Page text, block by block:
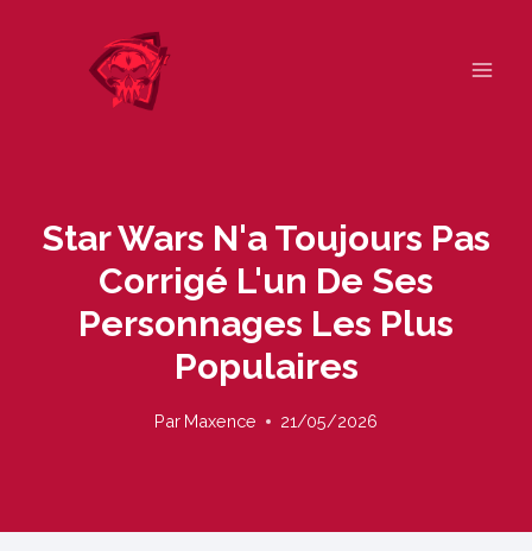
Star Wars N'a Toujours Pas
Corrigé L'un De Ses
Personnages Les Plus
Populaires
Par Maxence 21/05/2026